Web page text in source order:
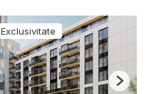
Exclusivitate
Next